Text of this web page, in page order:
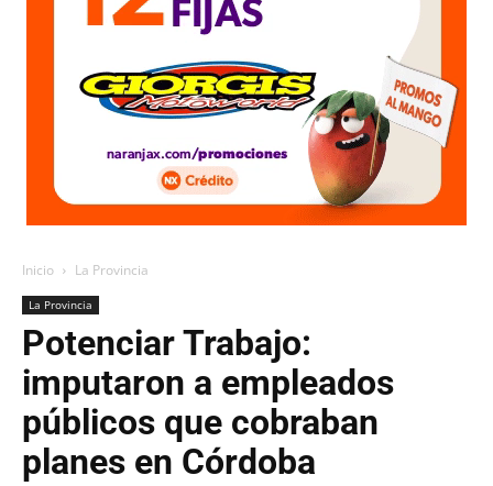
Inicio La Provincia
La Provincia
Potenciar Trabajo:
imputaron a empleados
públicos que cobraban
planes en Córdoba